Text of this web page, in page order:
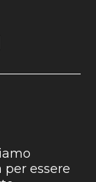
essere